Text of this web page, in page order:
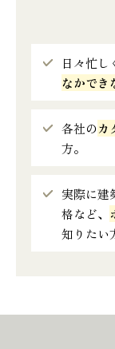
日々忙し
なかでき
各社のカ
方。
実際に建
格など、
知りたい